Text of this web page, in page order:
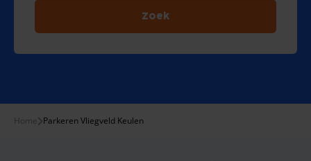
Zoek
Home Parkeren Vliegveld Keulen